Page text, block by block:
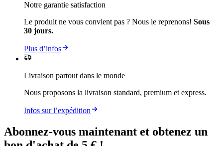
Notre garantie satisfaction
Le produit ne vous convient pas ? Nous le reprenons! Sous
30 jours.
Plus d’infos
Livraison partout dans le monde
Nous proposons la livraison standard, premium et express.
Infos sur l’expédition
Abonnez-vous maintenant et obtenez un